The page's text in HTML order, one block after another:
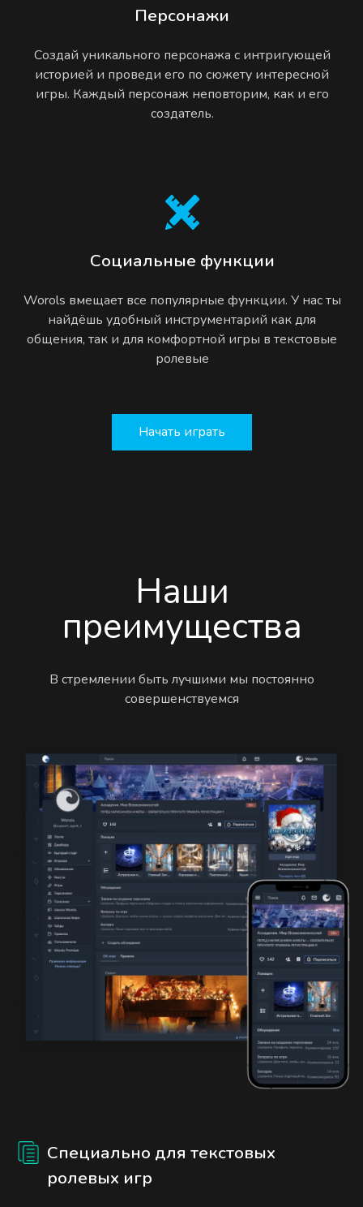
Персонажи
Создай уникального персонажа с интригующей
историей и проведи его по сюжету интересной
игры. Каждый персонаж неповторим, как и его
создатель.
Социальные функции
Worols вмещает все популярные функции. У нас ты
найдёшь удобный инструментарий как для
общения, так и для комфортной игры в текстовые
ролевые
Начать играть
Наши
преимущества
В стремлении быть лучшими мы постоянно
совершенствуемся
Специально для текстовых
ролевых игр